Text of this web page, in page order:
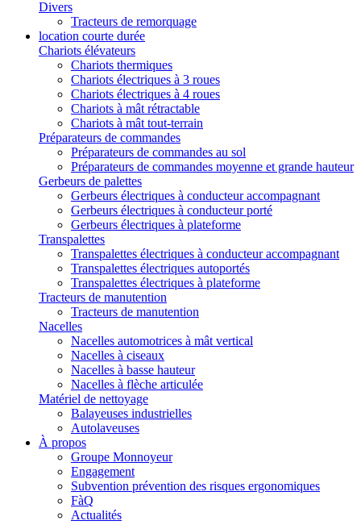
Divers
Tracteurs de remorquage
location courte durée
Chariots élévateurs
Chariots thermiques
Chariots électriques à 3 roues
Chariots électriques à 4 roues
Chariots à mât rétractable
Chariots à mât tout-terrain
Préparateurs de commandes
Préparateurs de commandes au sol
Préparateurs de commandes moyenne et grande hauteur
Gerbeurs de palettes
Gerbeurs électriques à conducteur accompagnant
Gerbeurs électriques à conducteur porté
Gerbeurs électriques à plateforme
Transpalettes
Transpalettes électriques à conducteur accompagnant
Transpalettes électriques autoportés
Transpalettes électriques à plateforme
Tracteurs de manutention
Tracteurs de manutention
Nacelles
Nacelles automotrices à mât vertical
Nacelles à ciseaux
Nacelles à basse hauteur
Nacelles à flèche articulée
Matériel de nettoyage
Balayeuses industrielles
Autolaveuses
À propos
Groupe Monnoyeur
Engagement
Subvention prévention des risques ergonomiques
FàQ
Actualités